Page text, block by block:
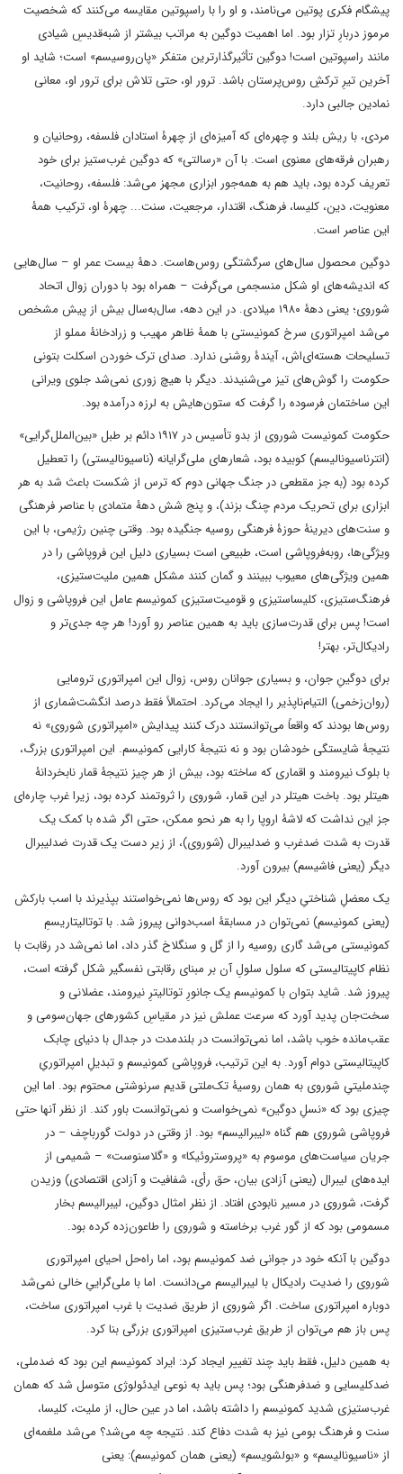
پیشگام فکری پوتین می‌نامند، و او را با راسپوتین مقایسه می‌کنند که شخصیت
مرموز دربارِ تزار بود. اما اهمیت دوگین به مراتب بیشتر از شبه‌قدیسِ شیادی
مانند راسپوتین است! دوگین تأثیرگذارترین متفکر «پان‌روسیسم» است؛ شاید او
آخرین تیرِ ترکشِ روس‌پرستان باشد. ترور او، حتی تلاش برای ترور او، معانی
نمادین جالبی دارد.
مردی، با ریش بلند و چهره‌ای که آمیزه‌ای از چهرۀ استادان فلسفه، روحانیان و
رهبران فرقه‌های معنوی است. با آن «رسالتی» که دوگین غرب‌ستیز برای خود
تعریف کرده بود، باید هم به همه‌جور ابزاری مجهز می‌شد: فلسفه، روحانیت،
معنویت، دین، کلیسا، فرهنگ، اقتدار، مرجعیت، سنت... چهرۀ او، ترکیب همۀ
این عناصر است.
دوگین محصول سال‌های سرگشتگی روس‌هاست. دهۀ بیست عمر او – سال‌هایی
که اندیشه‌های او شکل منسجمی می‌گرفت – همراه بود با دوران زوال اتحاد
شوروی؛ یعنی دهۀ ۱۹۸۰ میلادی. در این دهه، سال‌به‌سال بیش از پیش مشخص
می‌شد امپراتوری سرخ کمونیستی با همۀ ظاهر مهیب و زرادخانۀ مملو از
تسلیحات هسته‌ای‌اش، آیندۀ روشنی ندارد. صدای ترک خوردن اسکلت بتونی
حکومت را گوش‌های تیز می‌شنیدند. دیگر با هیچ زوری نمی‌شد جلوی ویرانی
این ساختمان فرسوده را گرفت که ستون‌هایش به لرزه درآمده بود.
حکومت کمونیست شوروی از بدو تأسیس در ۱۹۱۷ دائم بر طبل «بین‌الملل‌گرایی»
(انترناسیونالیسم) کوبیده بود، شعارهای ملی‌گرایانه (ناسیونالیستی) را تعطیل
کرده بود (به جز مقطعی در جنگ جهانی دوم که ترس از شکست باعث شد به هر
ابزاری برای تحریک مردم چنگ بزند)، و پنج شش دهۀ متمادی با عناصر فرهنگی
و سنت‌های دیرینۀ حوزۀ فرهنگی روسیه جنگیده بود. وقتی چنین رژیمی، با این
ویژگی‌ها، روبه‌فروپاشی است، طبیعی است بسیاری دلیل این فروپاشی را در
همین ویژگی‌های معیوب ببینند و گمان کنند مشکل همین ملیت‌ستیزی،
فرهنگ‌ستیزی، کلیساستیزی و قومیت‌ستیزی کمونیسم عامل این فروپاشی و زوال
است! پس برای قدرت‌سازی باید به همین عناصر رو آورد! هر چه جدی‌تر و
رادیکال‌تر، بهتر!
برای دوگینِ جوان، و بسیاری جوانان روس، زوال این امپراتوری ترومایی
(روان‌زخمی) التیام‌ناپذیر را ایجاد می‌کرد. احتمالاً فقط درصد انگشت‌شماری از
روس‌ها بودند که واقعاً می‌توانستند درک کنند پیدایش «امپراتوری شوروی» نه
نتیجۀ شایستگی خودشان بود و نه نتیجۀ کارایی کمونیسم. این امپراتوری بزرگ،
با بلوک نیرومند و اقماری که ساخته بود، بیش از هر چیز نتیجۀ قمار نابخردانۀ
هیتلر بود. باخت هیتلر در این قمار، شوروی را ثروتمند کرده بود، زیرا غرب چاره‌ای
جز این نداشت که لاشۀ اروپا را به هر نحو ممکن، حتی اگر شده با کمک یک
قدرت به شدت ضدغرب و ضدلیبرال (شوروی)، از زیر دست یک قدرت ضدلیبرال
دیگر (یعنی فاشیسم) بیرون آورد.
یک معضلِ شناختیِ دیگر این بود که روس‌ها نمی‌خواستند بپذیرند با اسب بارکش
(یعنی کمونیسم) نمی‌توان در مسابقۀ اسب‌دوانی پیروز شد. با توتالیتاریسمِ
کمونیستی می‌شد گاری روسیه را از گل و سنگلاخ گذر داد، اما نمی‌شد در رقابت با
نظام کاپیتالیستی که سلول ‌سلولِ آن بر مبنای رقابتی نفسگیر شکل گرفته است،
پیروز شد. شاید بتوان با کمونیسم یک جانورِ توتالیترِ نیرومند، عضلانی و
سخت‌جان پدید آورد که سرعت عملش نیز در مقیاسِ کشورهای جهان‌سومی و
عقب‌مانده خوب باشد، اما نمی‌توانست در بلندمدت در جدال با دنیای چابک
کاپیتالیستی دوام آورد. به این ترتیب، فروپاشی کمونیسم و تبدیلِ امپراتوریِ
چندملیتیِ شوروی به همان روسیۀ تک‌ملتی قدیم سرنوشتی محتوم بود. اما این
چیزی بود که «نسلِ دوگین» نمی‌خواست و نمی‌توانست باور کند. از نظر آنها حتی
فروپاشی شوروی هم گناه «لیبرالیسم» بود. از وقتی در دولت گورباچف – در
جریان سیاست‌های موسوم به «پروستروئیکا» و «گلاسنوست» – شمیمی از
ایده‌های لیبرال (یعنی آزادی بیان، حق رأی، شفافیت و آزادی اقتصادی) وزیدن
گرفت، شوروی در مسیر نابودی افتاد. از نظر امثال دوگین، لیبرالیسم بخار
مسمومی بود که از گور غرب برخاسته و شوروی را طاعون‌زده کرده بود.
دوگین با آنکه خود در جوانی ضد کمونیسم بود، اما راه‌حل احیای امپراتوری
شوروی را ضدیت رادیکال با لیبرالیسم می‌دانست. اما با ملی‌گراییِ خالی نمی‌شد
دوباره امپراتوری ساخت. اگر شوروی از طریق ضدیت با غرب امپراتوری ساخت،
پس باز هم می‌توان از طریق غرب‌ستیزی امپراتوری بزرگی بنا کرد.
به همین دلیل، فقط باید چند تغییر ایجاد کرد: ایراد کمونیسم این بود که ضدملی،
ضدکلیسایی و ضدفرهنگی بود؛ پس باید به نوعی ایدئولوژی متوسل شد که همان
غرب‌ستیزی شدید کمونیسم را داشته باشد، اما در عین حال، از ملیت، کلیسا،
سنت و فرهنگ بومی نیز به شدت دفاع کند. نتیجه چه می‌شد؟ می‌شد ملغمه‌ای
از «ناسیونالیسم» و «بولشویسم» (یعنی همان کمونیسم): یعنی